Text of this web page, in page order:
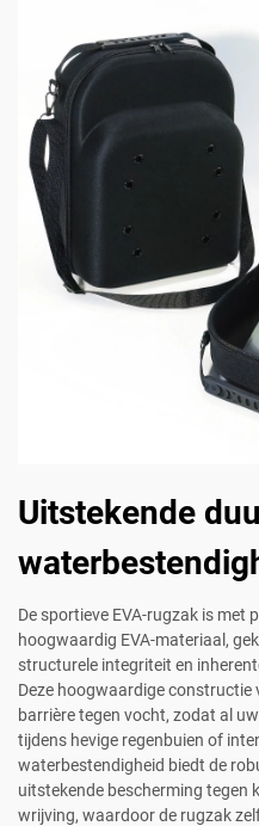
Uitstekende
De sportieve EVA-rugzak is met
hoogwaardig EVA-materiaal,
structurele integriteit en
Deze hoogwaardige
barrière tegen vocht, zodat al
tijdens hevige regenbuien of
waterbestendigheid biedt de
uitstekende bescherming tegen
wrijving, waardoor de rugzak